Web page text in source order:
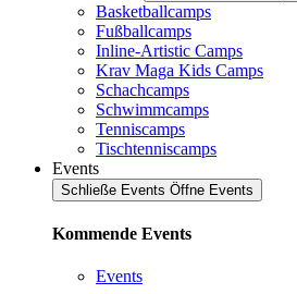
Basketballcamps
Fußballcamps
Inline-Artistic Camps
Krav Maga Kids Camps
Schachcamps
Schwimmcamps
Tenniscamps
Tischtenniscamps
Events
Schließe Events Öffne Events
Kommende Events
Events